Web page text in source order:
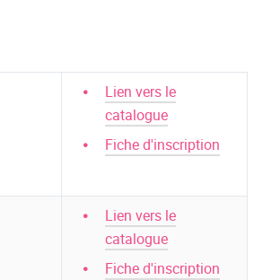
Lien vers le
catalogue
Fiche d'inscription
Lien vers le
catalogue
Fiche d'inscription